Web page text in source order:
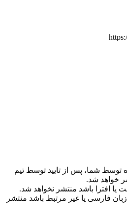
توسط شما، پس از تایید توسط تیم
خواهد شد.
یا افترا باشد منتشر نخواهد شد.
زبان فارسی یا غیر مرتبط باشد منتشر